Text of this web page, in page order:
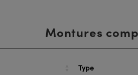
Montures
Type